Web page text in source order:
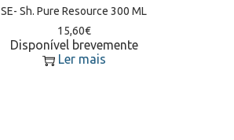
SE- Sh. Pure Resource 300 ML
15,60€
Disponível brevemente
Ler mais